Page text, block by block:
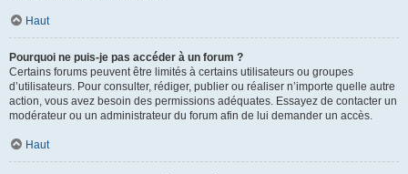
Haut
Pourquoi ne puis-je pas accéder à un forum ?
Certains forums peuvent être limités à certains utilisateurs ou groupes
d’utilisateurs. Pour consulter, rédiger, publier ou réaliser n’importe quelle autre
action, vous avez besoin des permissions adéquates. Essayez de contacter un
modérateur ou un administrateur du forum afin de lui demander un accès.
Haut